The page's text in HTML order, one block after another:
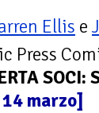
Ellis e
Press
SOCI:
marzo]